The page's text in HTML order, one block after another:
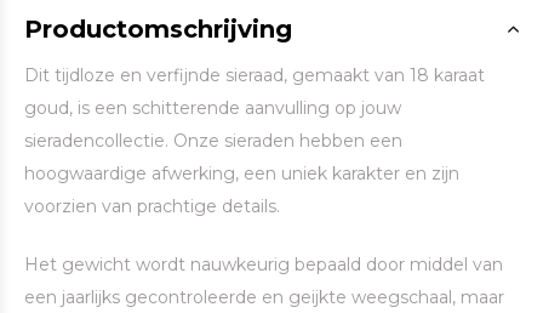
Productomschrijving
Dit tijdloze en verfijnde sieraad, gemaakt van 18 karaat
goud, is een schitterende aanvulling op jouw
sieradencollectie. Onze sieraden hebben een
hoogwaardige afwerking, een uniek karakter en zijn
voorzien van prachtige details.
Het gewicht wordt nauwkeurig bepaald door middel van
een jaarlijks gecontroleerde en geijkte weegschaal, maar